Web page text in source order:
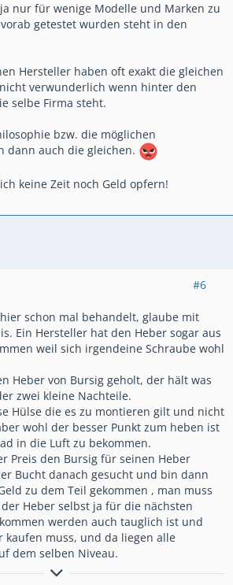
nur für wenige Modelle und Marken zu
getestet wurden steht in den
Hersteller haben oft exakt die gleichen
verwunderlich wenn hinter den
selbe Firma steht.
bzw. die möglichen
dann auch die gleichen.
keine Zeit noch Geld opfern!
#6
schon mal behandelt, glaube mit
Ein Hersteller hat den Heber sogar aus
weil sich irgendeine Schraube wohl
Heber von Bursig geholt, der hält was
zwei kleine Nachteile.
Hülse die es zu montieren gilt und nicht
wohl der besser Punkt zum heben ist
in die Luft zu bekommen.
Preis den Bursig für seinen Heber
Bucht danach gesucht und bin dann
zu dem Teil gekommen , man muss
Heber selbst ja für die nächsten
werden auch tauglich ist und
kaufen muss, und da liegen alle
dem selben Niveau.
Tracer900GT